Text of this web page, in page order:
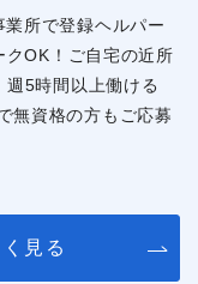
業所で登録ヘルパー
OK！ご自宅の近所
5時間以上働ける
無資格の方もご応募
見る